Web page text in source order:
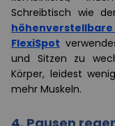
Schreibtisch wie
FlexiSpot
und Sitzen zu
Körper, leidest
mehr Muskeln.